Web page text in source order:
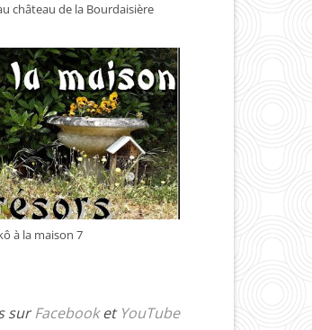
château de la Bourdaisière
à la maison 7
surFacebooket YouTube